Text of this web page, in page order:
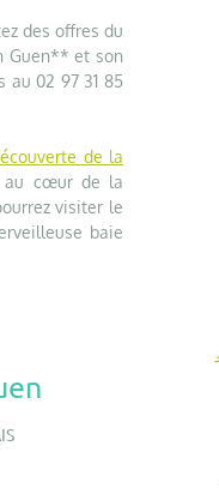
des offres du
Guen** et son
02 97 31 85
de la
au cœur de la
visiter le
baie